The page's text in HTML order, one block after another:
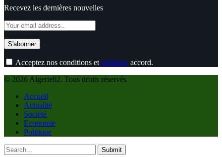
Recevez les dernières nouvelles
Acceptez nos conditions et politique accord.
© 2026 Algerie62. Tous droits réservés
Accueil
Actualité
Société
Economie
Politique
Submit